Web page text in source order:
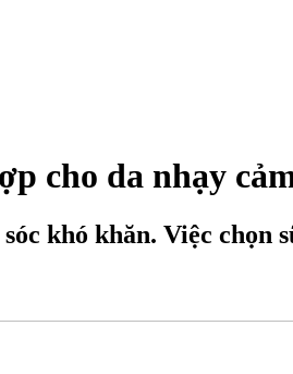
cho da nhạy
khó khăn. Việc chọn